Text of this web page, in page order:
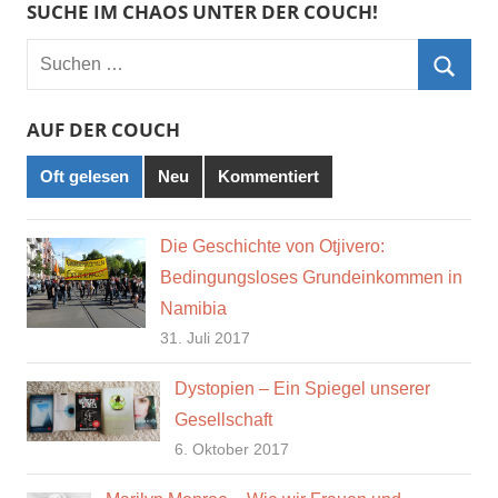
SUCHE IM CHAOS UNTER DER COUCH!
Suchen
AUF DER COUCH
Oft gelesen Neu Kommentiert
Die Geschichte von Otjivero:
Bedingungsloses Grundeinkommen in
Namibia
31. Juli 2017
Dystopien – Ein Spiegel unserer
Gesellschaft
6. Oktober 2017